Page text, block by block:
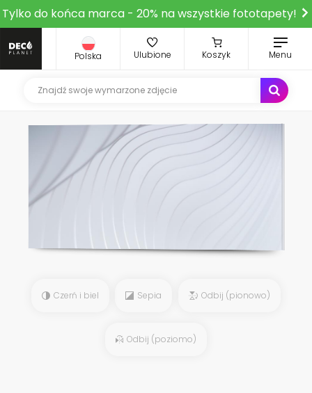
Tylko do końca marca - 20% na wszystkie fototapety!
Polska Ulubione Koszyk Menu
Czerń i biel Sepia Odbij (pionowo)
Odbij (poziomo)